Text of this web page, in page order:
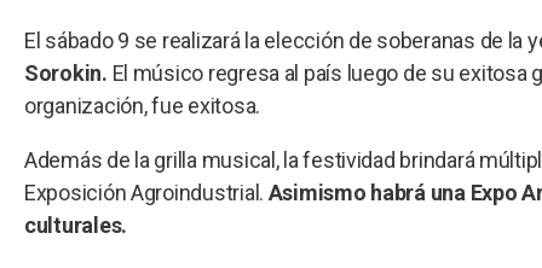
El sábado 9 se realizará la elección de soberanas de
Sorokin. El músico regresa al país luego de su exitosa
organización, fue exitosa.
Además de la grilla musical, la festividad brindará
Exposición Agroindustrial. Asimismo habrá una Expo
culturales.